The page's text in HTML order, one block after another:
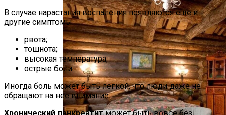
В случае нарастания воспаления появляются еще и
другие симптомы:
рвота;
тошнота;
высокая температура;
острые боли.
Иногда боль может быть легкой, что люди даже не
обращают на нее внимание.